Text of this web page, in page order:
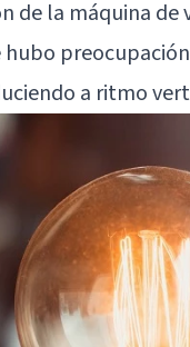
de la máquina de
a ritmo